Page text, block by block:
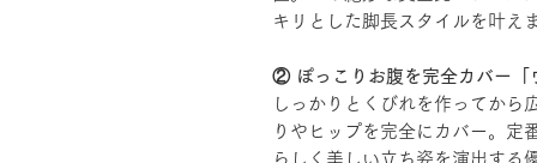
キリとした脚長スタイルを叶え
② ぽっこりお腹を完全カバー「
しっかりとくびれを作ってから
りやヒップを完全にカバー。定
らしく美しい立ち姿を演出する